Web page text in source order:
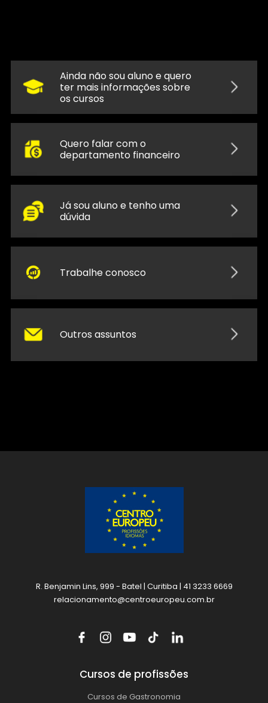
Ainda não sou aluno e quero
ter mais informações sobre
os cursos
Quero falar com o
departamento financeiro
Já sou aluno e tenho uma
dúvida
Trabalhe conosco
Outros assuntos
R. Benjamin Lins, 999 - Batel | Curitiba | 41 3233 6669
relacionamento@centroeuropeu.com.br
Cursos de profissões
Cursos de Gastronomia